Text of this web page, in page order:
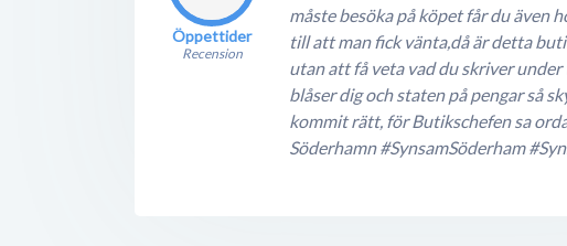
Öppettider
Recension
måste besöka på köpet får du även
till att man fick vänta,då är detta
utan att få veta vad du skriver
blåser dig och staten på pengar så
kommit rätt, för Butikschefen sa
Söderhamn #SynsamSöderham